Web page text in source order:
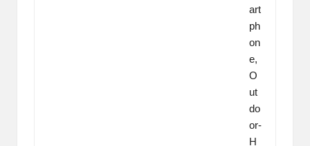
art
ph
on
e,
O
ut
do
or-
H